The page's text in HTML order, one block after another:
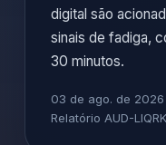
digital são
sinais de fadiga,
30 minutos.
03 de ago. de 2026
Relatório AUD-LIQRK